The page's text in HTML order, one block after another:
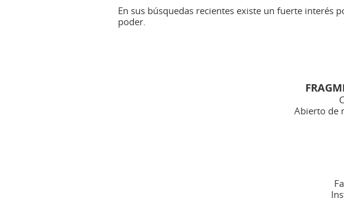
En sus búsquedas recientes existe un fuerte interés
poder.
Abierto de